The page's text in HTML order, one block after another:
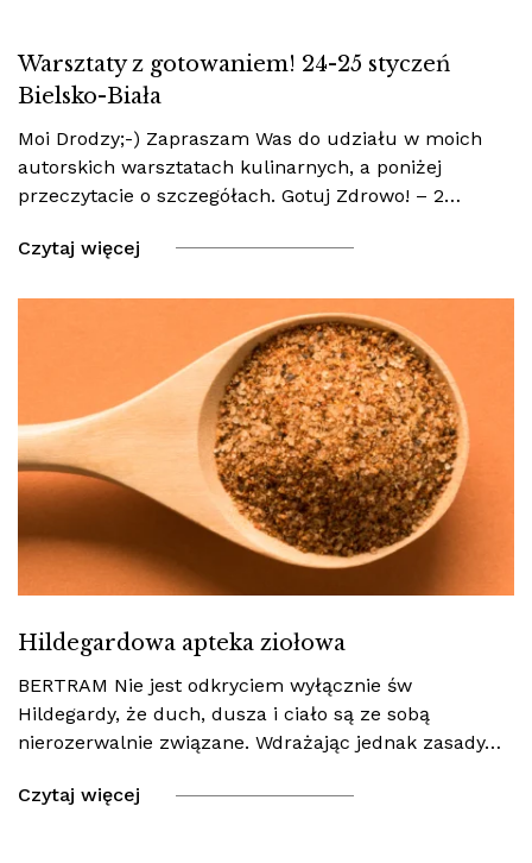
Warsztaty z gotowaniem! 24-25 styczeń
Bielsko-Biała
Moi Drodzy;-) Zapraszam Was do udziału w moich
autorskich warsztatach kulinarnych, a poniżej
przeczytacie o szczegółach. Gotuj Zdrowo! – 2…
Czytaj więcej
Hildegardowa apteka ziołowa
BERTRAM Nie jest odkryciem wyłącznie św
Hildegardy, że duch, dusza i ciało są ze sobą
nierozerwalnie związane. Wdrażając jednak zasady…
Czytaj więcej